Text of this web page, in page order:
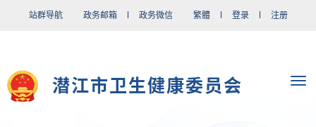
站群导航 政务邮箱 政务微信 繁體 登录 注册
潜江市卫生健康委员会